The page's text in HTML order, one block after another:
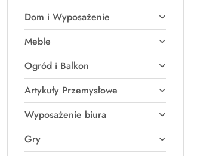
Dom i Wyposażenie
Meble
Ogród i Balkon
Artykuły Przemysłowe
Wyposażenie biura
Gry